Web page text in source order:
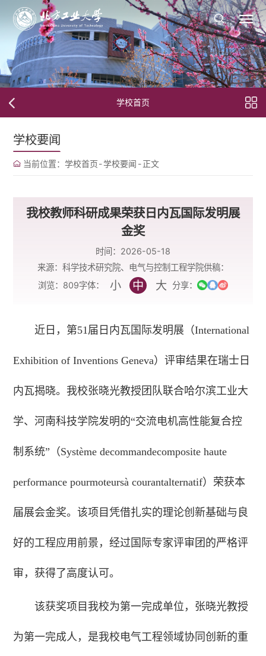
学校首页
学校要闻
当前位置： 学校首页-学校要闻 -正文
我校教师科研成果荣获日内瓦国际发明展
金奖
时间：2026-05-18
来源：科学技术研究院、电气与控制工程学院供稿：
浏览： 809字体： 小 中 大 分享：
近日，第51届日内瓦国际发明展（International
Exhibition of Inventions Geneva）评审结果在瑞士日
内瓦揭晓。我校张晓光教授团队联合哈尔滨工业大
学、河南科技学院发明的“交流电机高性能复合控
制系统”（Système decommandecomposite haute
performance pourmoteursà courantalternatif）荣获本
届展会金奖。该项目凭借扎实的理论创新基础与良
好的工程应用前景，经过国际专家评审团的严格评
审，获得了高度认可。
该获奖项目我校为第一完成单位，张晓光教授
为第一完成人，是我校电气工程领域协同创新的重